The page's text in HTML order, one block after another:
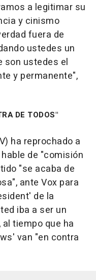
a legitimar su
y cinismo
fuera de
ustedes un
son ustedes el
y permanente",
DE TODOS"
ha reprochado a
de "comisión
"se acaba de
ante Vox para
de la
iba a ser un
tiempo que ha
van "en contra